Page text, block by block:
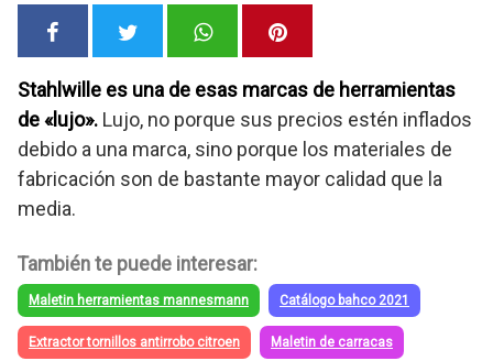
Stahlwille es una de esas marcas de herramientas
de «lujo». Lujo, no porque sus precios estén inflados
debido a una marca, sino porque los materiales de
fabricación son de bastante mayor calidad que la
media.
También te puede interesar:
Maletin herramientas mannesmann Catálogo bahco 2021
Extractor tornillos antirrobo citroen Maletin de carracas